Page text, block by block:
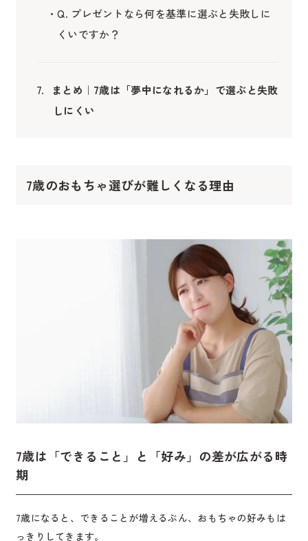
Q. プレゼントなら何を基準に選ぶと失敗しに
くいですか？
まとめ｜7歳は「夢中になれるか」で選ぶと失敗
しにくい
7歳のおもちゃ選びが難しくなる理由
7歳は「できること」と「好み」の差が広がる時
期
7歳になると、できることが増えるぶん、おもちゃの好みもは
っきりしてきます。